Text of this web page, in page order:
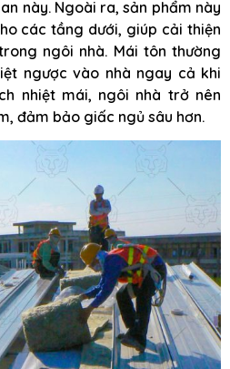
này. Ngoài ra, sản phẩm này
các tầng dưới, giúp cải thiện
ngôi nhà. Mái tôn thường
ngược vào nhà ngay cả khi
nhiệt mái, ngôi nhà trở nên
đảm bảo giấc ngủ sâu hơn.